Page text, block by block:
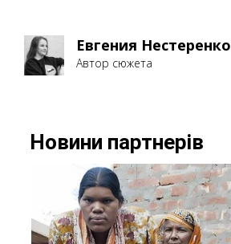
Евгения Нестеренко
Автор сюжета